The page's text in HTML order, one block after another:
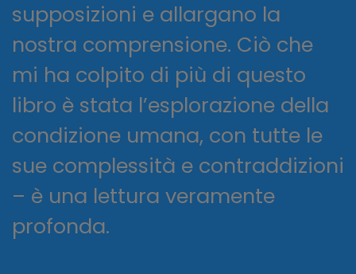
supposizioni e allargano la
nostra comprensione. Ciò che
mi ha colpito di più di questo
libro è stata l’esplorazione della
condizione umana, con tutte le
sue complessità e contraddizioni
– è una lettura veramente
profonda.